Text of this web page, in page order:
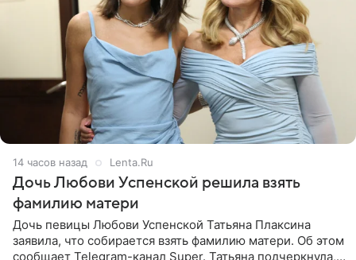
14 часов назад Lenta.Ru
Дочь Любови Успенской решила взять
фамилию матери
Дочь певицы Любови Успенской Татьяна Плаксина
заявила, что собирается взять фамилию матери. Об этом
сообщает Telegram-канал Super. Татьяна подчеркнула,